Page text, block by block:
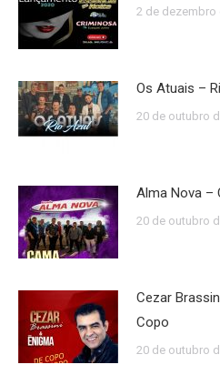
2 de dezembro
Os Atuais –
20 de outubro
Alma Nova –
20 de outubro
Cezar
Copo
20 de outubro